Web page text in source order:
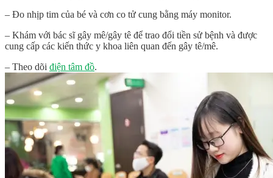
– Đo nhịp tim của bé và cơn co tử cung bằng máy monitor.
– Khám với bác sĩ gây mê/gây tê để trao đổi tiền sử bệnh và được
cung cấp các kiến thức y khoa liên quan đến gây tê/mê.
– Theo dõi điện tâm đồ.